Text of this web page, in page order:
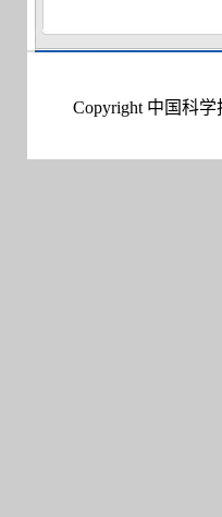
Copyright 中国科